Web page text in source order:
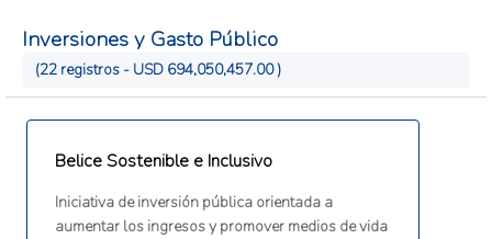
Inversiones y Gasto Público
(22 registros - USD 694,050,457.00 )
Belice Sostenible e Inclusivo
Iniciativa de inversión pública orientada a
aumentar los ingresos y promover medios de vida